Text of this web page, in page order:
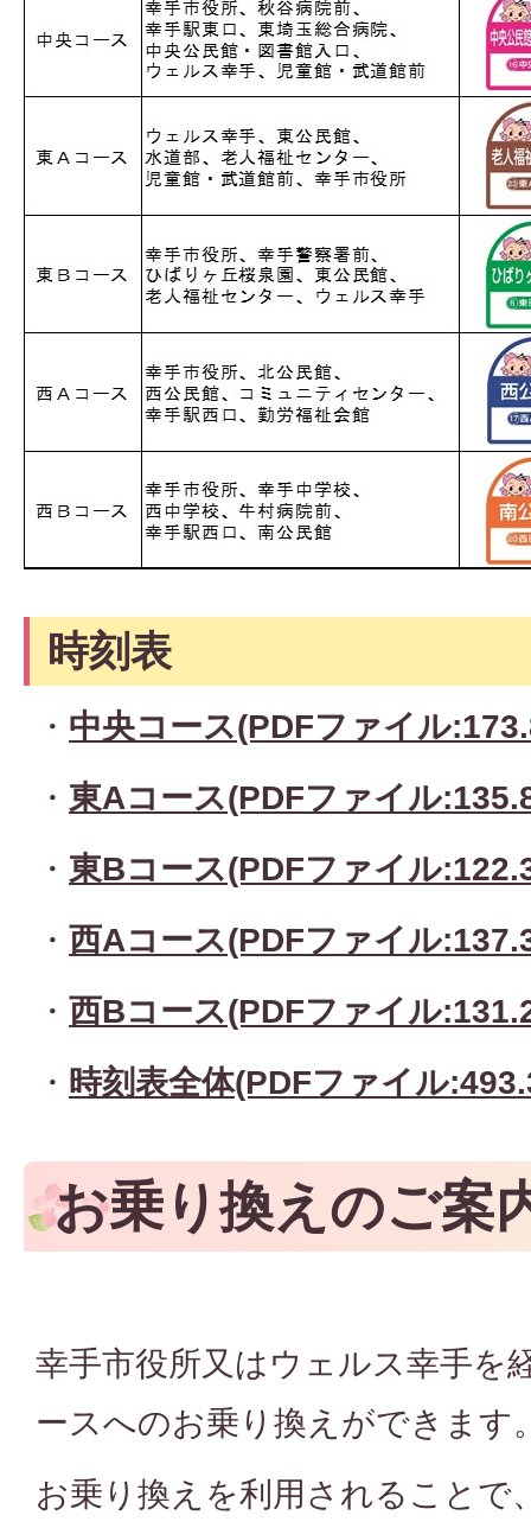
時刻表
・ 中央コース(PDFファイル
・ 東Aコース(PDFファイル
・ 東Bコース(PDFファイル
・ 西Aコース(PDFファイル
・ 西Bコース(PDFファイル
・ 時刻表全体(PDFファイル
お乗り換えのご案
幸手市役所又はウェルス幸手を
ースへのお乗り換えができます
お乗り換えを利用されることで